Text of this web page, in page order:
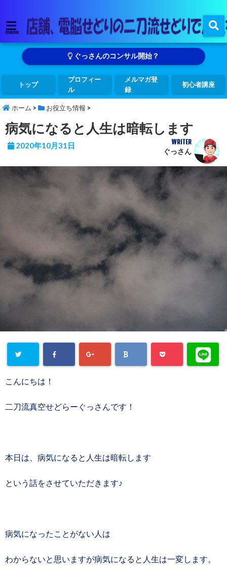
menu
ぐっさんのコンサル開始？
トップ
プロフィー
ル
メルマガ登
録
初心者講座
ホーム > お役立ち情報 >
病気になると人生は暗転します
2020年10月31日 WRITER
ぐっさん
こんにちは！
二刀流真空せどらーぐっさんです！
本日は、病気になると人生は暗転します
という話をさせていただきます♪
病気になったことがない人は
わからないと思いますが病気になると人生は一変します。